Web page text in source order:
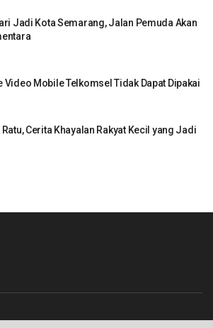
Jadi Kota Semarang, Jalan Pemuda Akan
Video Mobile Telkomsel Tidak Dapat Dipakai
Ratu, Cerita Khayalan Rakyat Kecil yang Jadi